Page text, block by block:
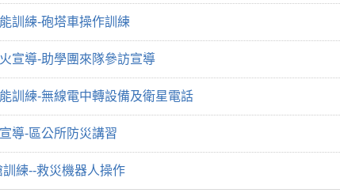
訓練-砲塔車操作訓練
宣導-助學團來隊參訪宣導
訓練-無線電中轉設備及衛星電話
導-區公所防災講習
練--救災機器人操作